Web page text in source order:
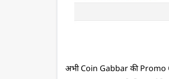
अभी Coin Gabbar की Promo